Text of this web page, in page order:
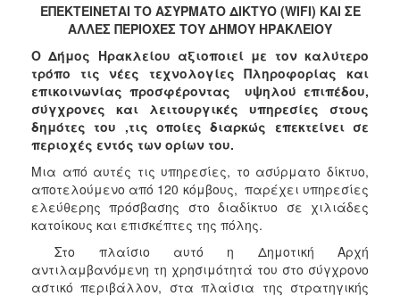
2016
2015
2013
2012
2011
2010
2006
ΔΗΜΟΤΗΣ
ΕΠΕΚΤΕΙΝΕΤΑΙ ΤΟ ΑΣΥΡΜΑΤΟ ΔΙΚΤΥΟ (WIFI) KAI ΣΕ
ΑΛΛΕΣ ΠΕΡΙΟΧΕΣ ΤΟΥ ΔΗΜΟΥ ΗΡΑΚΛΕΙΟΥ
Ο Δήμος Ηρακλείου αξιοποιεί με τον καλύτερο
τρόπο τις νέες τεχνολογίες Πληροφορίας και
επικοινωνίας προσφέροντας υψηλού επιπέδου,
σύγχρονες και λειτουργικές υπηρεσίες στους
δημότες του ,τις οποίες διαρκώς επεκτείνει σε
περιοχές εντός των ορίων του.
Μια από αυτές τις υπηρεσίες, το ασύρματο δίκτυο,
αποτελούμενο από 120 κόμβους, παρέχει υπηρεσίες
ελεύθερης πρόσβασης στο διαδίκτυο σε χιλιάδες
κατοίκους και επισκέπτες της πόλης.
Στο πλαίσιο αυτό η Δημοτική Αρχή
αντιλαμβανόμενη τη χρησιμότητά του στο σύγχρονο
αστικό περιβάλλον, στα πλαίσια της στρατηγικής